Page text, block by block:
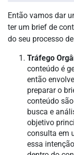
Então vamos dar
ter um brief de
do seu processo
Tráfego
conteúdo é
então
preparar o
conteúdo
busca e
objetivo
consulta em
essa